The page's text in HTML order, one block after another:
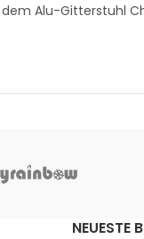
Alu-Gitterstuhl
NEUESTE